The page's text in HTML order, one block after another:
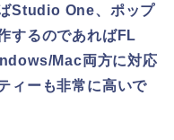
Studio One、ポップ
するのであればFL
Mac両方に対応
ィーも非常に高いで